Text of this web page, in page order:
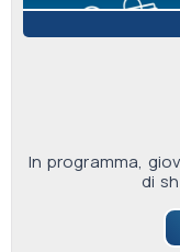
In programma,
di